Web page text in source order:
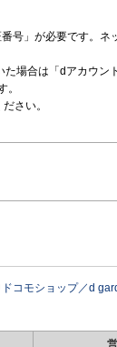
号」が必要です。ネ
場合は「dアカウン
。
さい。
ドコモショップ／d